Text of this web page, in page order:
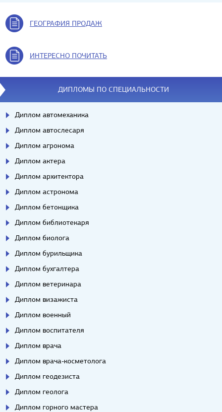
ГЕОГРАФИЯ ПРОДАЖ
ИНТЕРЕСНО ПОЧИТАТЬ
ДИПЛОМЫ ПО СПЕЦИАЛЬНОСТИ
Диплом автомеханика
Диплом автослесаря
Диплом агронома
Диплом актера
Диплом архитектора
Диплом астронома
Диплом бетонщика
Диплом библиотекаря
Диплом биолога
Диплом бурильщика
Диплом бухгалтера
Диплом ветеринара
Диплом визажиста
Диплом военный
Диплом воспитателя
Диплом врача
Диплом врача-косметолога
Диплом геодезиста
Диплом геолога
Диплом горного мастера